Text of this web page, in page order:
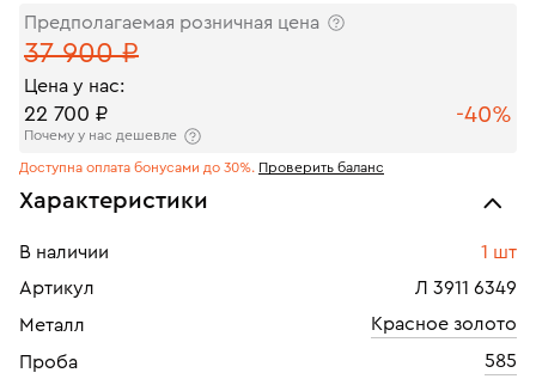
Предполагаемая розничная цена
37 900 ₽
Цена у нас:
22 700 ₽ -40%
Почему у нас дешевле
Доступна оплата бонусами до 30%. Проверить баланс
Характеристики
В наличии
1 шт
Артикул
Л 3911 6349
Металл
Красное золото
Проба
585